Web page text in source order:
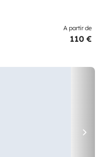
A partir de
110 €